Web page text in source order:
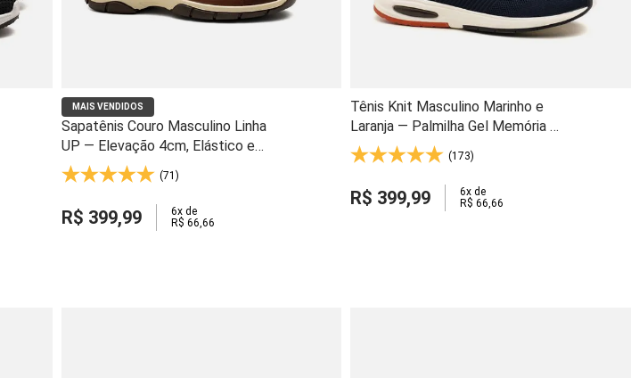
MAIS VENDIDOS
Sapatênis Couro Masculino Linha
UP — Elevação 4cm, Elástico e
Zíper Lateral em Marrom e Azul -
64415
(71)
R$ 399,99 6x de
R$ 66,66
Tênis Knit Masculino Marinho e
Laranja — Palmilha Gel Memória e
Calce Fácil - 59410
(173)
R$ 399,99 6x de
R$ 66,66